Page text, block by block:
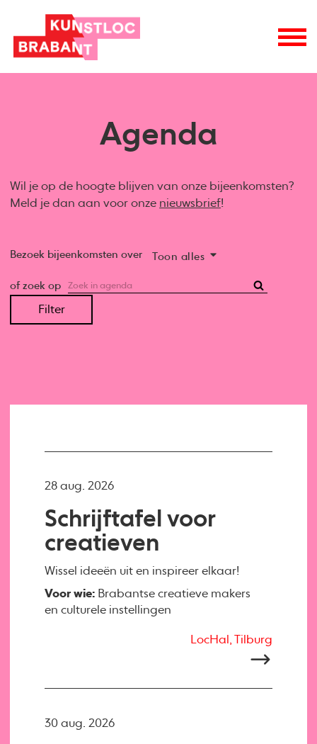
Agenda
Wil je op de hoogte blijven van onze bijeenkomsten?
Meld je dan aan voor onze nieuwsbrief!
Bezoek bijeenkomsten over Toon alles
of zoek op
Filter
Schrijftafel voor
creatieven
Wissel ideeën uit en inspireer elkaar!
Voor wie: Brabantse creatieve makers
en culturele instellingen
28 aug. 2026
LocHal, Tilburg
30 aug. 2026